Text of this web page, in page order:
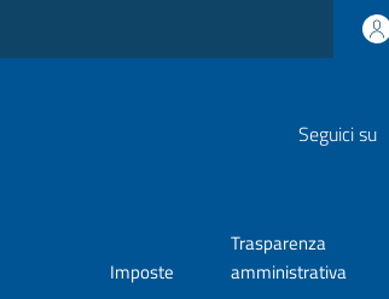
Seguici su
Imposte
Trasparenza
amministrativa